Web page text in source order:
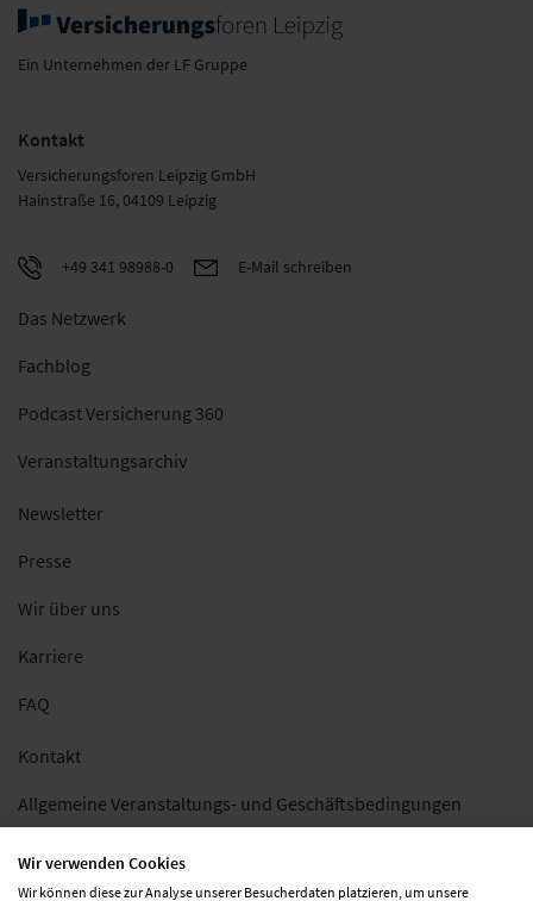
Ein Unternehmen der LF Gruppe
Kontakt
Versicherungsforen Leipzig GmbH
Hainstraße 16, 04109 Leipzig
+49 341 98988-0 E-Mail schreiben
Das Netzwerk
Fachblog
Podcast Versicherung 360
Veranstaltungsarchiv
Newsletter
Presse
Wir über uns
Karriere
FAQ
Kontakt
Allgemeine Veranstaltungs- und Geschäftsbedingungen
Impressum
Wir verwenden Cookies
Wir können diese zur Analyse unserer Besucherdaten platzieren, um unsere